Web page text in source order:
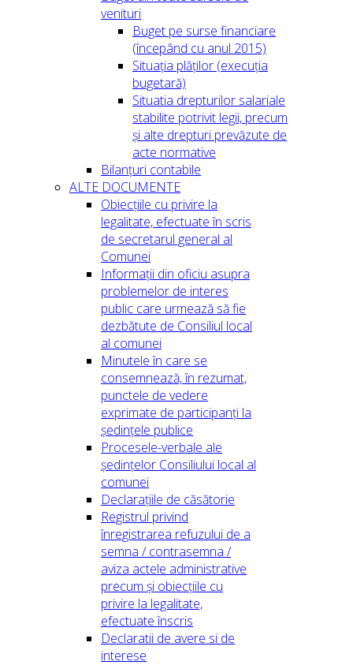
venituri
Buget pe surse financiare
(începând cu anul 2015)
Situația plăților (execuția
bugetară)
Situatia drepturilor salariale
stabilite potrivit legii, precum
și alte drepturi prevăzute de
acte normative
Bilanțuri contabile
ALTE DOCUMENTE
Obiecțiile cu privire la
legalitate, efectuate în scris
de secretarul general al
Comunei
Informații din oficiu asupra
problemelor de interes
public care urmează să fie
dezbătute de Consiliul local
al comunei
Minutele în care se
consemnează, în rezumat,
punctele de vedere
exprimate de participanți la
ședințele publice
Procesele-verbale ale
ședințelor Consiliului local al
comunei
Declarațiile de căsătorie
Registrul privind
înregistrarea refuzului de a
semna / contrasemna /
aviza actele administrative
precum și obiecțiile cu
privire la legalitate,
efectuate înscris
Declaratii de avere si de
interese